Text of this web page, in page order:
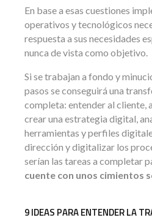
En base a esas cuestiones
operativos y tecnológicos
respuesta a sus necesidades
nunca de vista como objetivo.
Si se trabajan a fondo y
pasos se conseguirá una
completa: entender al cliente,
crear una estrategia digital,
herramientas y perfiles
dirección y digitalizar los
serían las tareas a completar
cuente con unos cimientos
9 IDEAS PARA ENTENDER LA